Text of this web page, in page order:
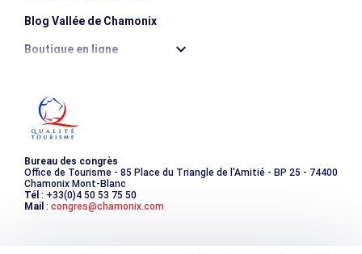
Blog Vallée de Chamonix
Boutique en ligne
Les incontournables
Photothèque
Bureau des congrès
Office de Tourisme - 85 Place du Triangle de l'Amitié - BP 25 - 74400
Chamonix Mont-Blanc
Tél : +33(0)4 50 53 75 50
Mail : congres@chamonix.com